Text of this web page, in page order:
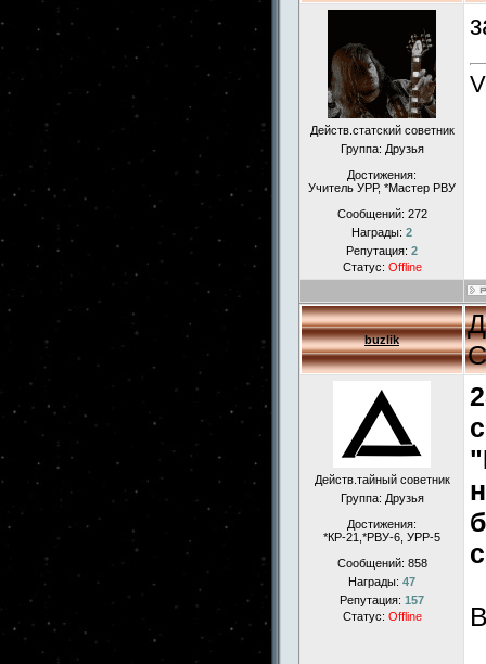
Действ.статский советник
Группа: Друзья
Достижения:
Учитель УРР, *Мастер РВУ
Сообщений: 272
Награды: 2
Репутация: 2
Статус: Offline
buzlik
Действ.тайный советник
Группа: Друзья
Достижения:
*КР-21,*РВУ-6, УРР-5
Сообщений: 858
Награды: 47
Репутация: 157
Статус: Offline